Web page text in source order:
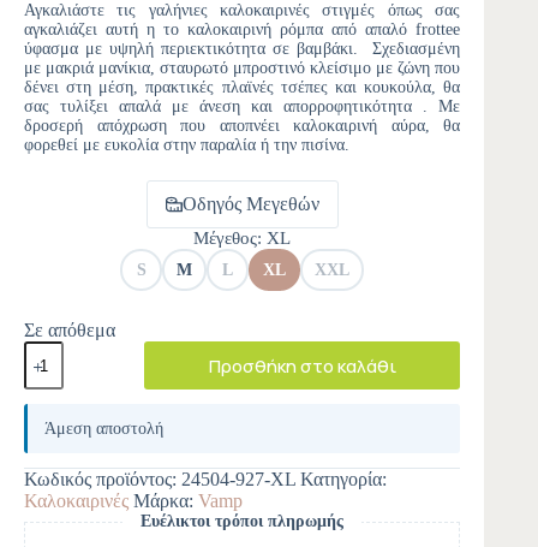
Αγκαλιάστε τις γαλήνιες καλοκαιρινές στιγμές όπως σας
αγκαλιάζει αυτή η το καλοκαιρινή ρόμπα από απαλό frottee
ύφασμα με υψηλή περιεκτικότητα σε βαμβάκι. Σχεδιασμένη
με μακριά μανίκια, σταυρωτό μπροστινό κλείσιμο με ζώνη που
δένει στη μέση, πρακτικές πλαϊνές τσέπες και κουκούλα, θα
σας τυλίξει απαλά με άνεση και απορροφητικότητα . Με
δροσερή απόχρωση που αποπνέει καλοκαιρινή αύρα, θα
φορεθεί με ευκολία στην παραλία ή την πισίνα.
Οδηγός Μεγεθών
Μέγεθος: XL
S M L XL XXL
Σε απόθεμα
Προσθήκη στο καλάθι
A
e
r
n
a
Άμεση αποστολή
Κωδικός προϊόντος: 24504-927-XL Κατηγορία:
Καλοκαιρινές Μάρκα: Vamp
Ευέλικτοι τρόποι πληρωμής